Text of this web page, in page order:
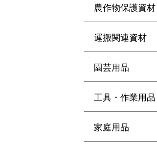
農作物保護資材
運搬関連資材
園芸用品
工具・作業用品
家庭用品